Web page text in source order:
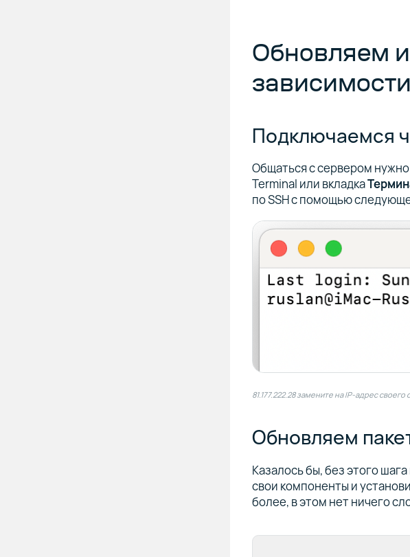
Обновляем
зависимости
Подключаемся
Общаться с сервером
Terminal или вкладка
по SSH с помощью
81.177.222.28 замените на IP-адрес своего
Обновляем
Казалось бы, без этого
свои компоненты и
более, в этом нет ничего